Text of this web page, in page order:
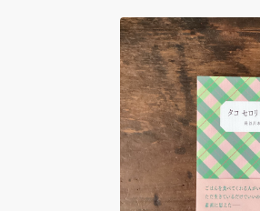
秋
ごはんを食べてくれる
のまま、ただ生きてい
ないと素直に思えた──
エッセイ集。思い出レ